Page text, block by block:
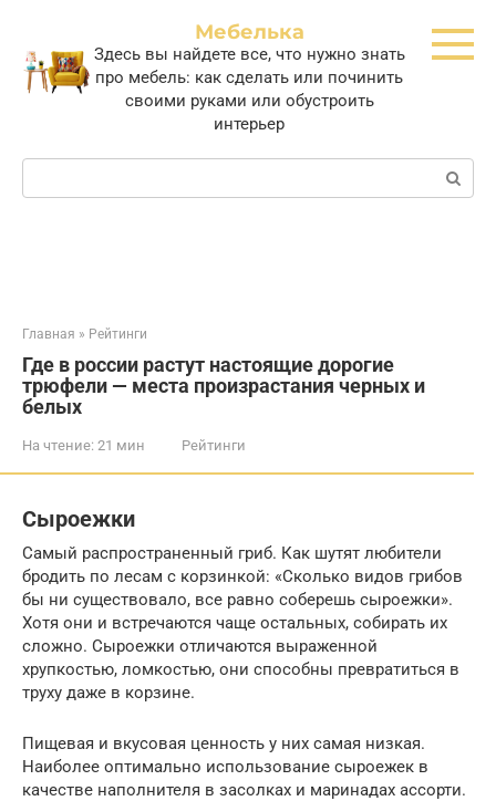
контенту
Мебелька
Здесь вы найдете все, что нужно знать
про мебель: как сделать или починить
своими руками или обустроить
интерьер
Поиск:
Главная » Рейтинги
Где в россии растут настоящие дорогие
трюфели — места произрастания черных и
белых
На чтение: 21 мин Рейтинги
Сыроежки
Самый распространенный гриб. Как шутят любители
бродить по лесам с корзинкой: «Сколько видов грибов
бы ни существовало, все равно соберешь сыроежки».
Хотя они и встречаются чаще остальных, собирать их
сложно. Сыроежки отличаются выраженной
хрупкостью, ломкостью, они способны превратиться в
труху даже в корзине.
Пищевая и вкусовая ценность у них самая низкая.
Наиболее оптимально использование сыроежек в
качестве наполнителя в засолках и маринадах ассорти.